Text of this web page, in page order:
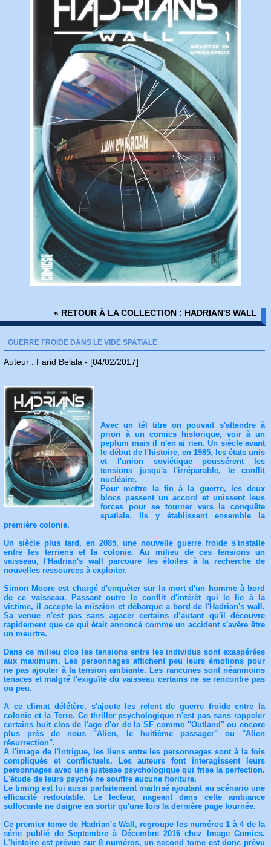
« RETOUR À LA COLLECTION : HADRIAN'S WALL
GUERRE FROIDE DANS LE VIDE SPATIALE
Auteur : Farid Belala - [04/02/2017]
Avec un tél titre on pouvait s'attendre à
priori à un comics historique, voir à un
peplum mais il n'en ai rien. Un siècle avant
le début de l'histoire, en 1985, les états unis
et l'union soviétique poussérent les
tensions jusqu'a l'irréparable, le conflit
nucléaire.
Pour mettre la fin à la guerre, les deux
blocs passent un accord et unissent leus
forces pour se tourner vers la conquête
spatiale. Ils y établissent ensemble la
première colonie.
Un siècle plus tard, en 2085, une nouvelle guerre froide s'installe
entre les terriens et la colonie. Au milieu de ces tensions un
vaisseau, l'Hadrian's wall parcoure les étoiles à la recherche de
nouvelles ressources à exploiter.
Simon Moore est chargé d'enquêter sur la mort d'un homme à bord
de ce vaisseau. Passant outre le conflit d'intérêt qui le lie à la
victime, il accepte la mission et débarque a bord de l'Hadrian's wall.
Sa venue n'est pas sans agacer certains d’autant qu'il découvre
rapidement que ce qui était annoncé comme un accident s'avère être
un meurtre.
Dans ce milieu clos les tensions entre les individus sont exaspérées
aux maximum. Les personnages affichent peu leurs émotions pour
ne pas ajouter à la tension ambiante. Les rancunes sont néanmoins
tenaces et malgré l'exiguïté du vaisseau certains ne se rencontre pas
ou peu.
A ce climat délétère, s'ajoute les relent de guerre froide entre la
colonie et la Terre. Ce thriller psychologique n'est pas sans rappeler
certains huit clos de l'age d'or de la SF comme "Outland" ou encore
plus près de nous "Alien, le huitième passager" ou "Alien
résurrection".
A l'image de l'intrigue, les liens entre les personnages sont à la fois
compliqués et conflictuels. Les auteurs font interagissent leurs
personnages avec une justesse psychologique qui frise la perfection.
L'étude de leurs psyché ne souffre aucune fioriture.
Le timing est lui aussi parfaitement maitrisé ajoutant au scénario une
efficacité redoutable. Le lecteur, nageant dans cette ambiance
suffocante ne daigne en sortir qu'une fois la dernière page tournée.
Ce premier tome de Hadrian's Wall, regroupe les numéros 1 à 4 de la
série publié de Septembre à Décembre 2016 chez Image Comics.
L'histoire est prévue sur 8 numéros, un second tome est donc prévu